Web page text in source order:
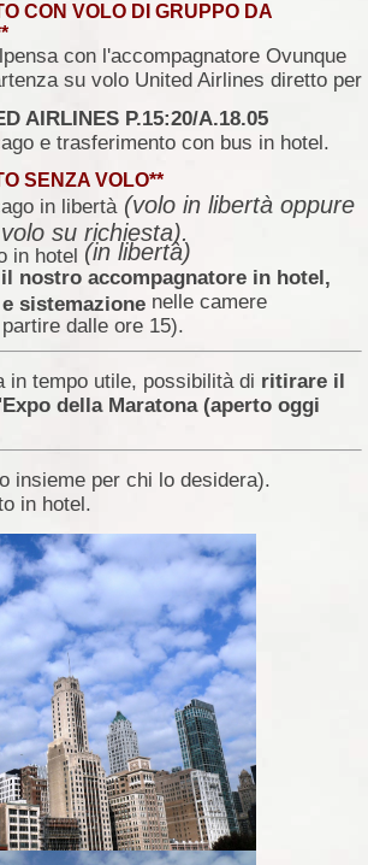
CON VOLO DI GRUPPO DA
con l'accompagnatore Ovunque
su volo United Airlines diretto per
AIRLINES P.15:20/A.18.05
e trasferimento con bus in hotel.
SENZA VOLO**
in libertà (volo in libertà oppure
su richiesta).
in hotel (in libertà)
nostro accompagnatore in hotel,
sistemazione nelle camere
dalle ore 15).
in tempo utile, possibilità di ritirare il
della Maratona (aperto oggi
insieme per chi lo desidera).
in hotel.